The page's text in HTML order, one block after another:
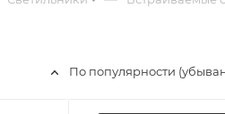
По популярности